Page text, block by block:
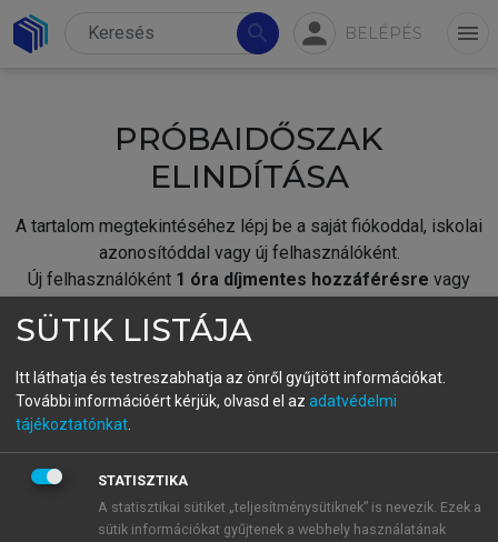
search person BELÉPÉS menu
PRÓBAIDŐSZAK
ELINDÍTÁSA
A tartalom megtekintéséhez lépj be a saját fiókoddal, iskolai
azonosítóddal vagy új felhasználóként.
Új felhasználóként 1 óra díjmentes hozzáférésre vagy
fiókoddal,vagy hozz létre új fiókot.
A regisztráció után apróbaidőszakautomatikusan
BELÉPÉS SAJÁT FIÓKKAL
SÜTIK LISTÁJA
Itt láthatja és testreszabhatja az önről gyűjtött információkat.
További információért kérjük, olvasd el az adatvédelmi
tájékoztatónkat
STATISZTIKA
A statisztikai sütiket „teljesítménysütiknek” is nevezik. Ezek a
sütik információkat gyűjtenek a webhely használatának